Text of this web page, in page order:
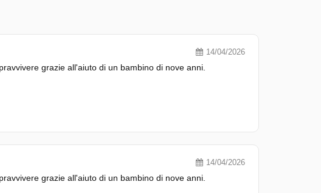
14/04/2026
grazie all'aiuto di un bambino di nove anni.
14/04/2026
grazie all'aiuto di un bambino di nove anni.